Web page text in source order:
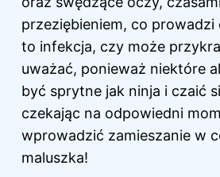
przeziębieniem, co
to infekcja, czy może
uważać, ponieważ niektóre
być sprytne jak ninja i czaić
czekając na odpowiedni
wprowadzić zamieszanie w
maluszka!